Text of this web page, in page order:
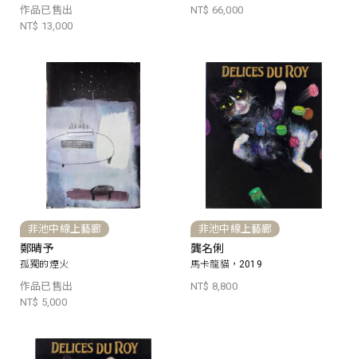
作品已售出
NT$ 13,000
NT$ 66,000
非池中線上藝廊
鄭晴予
孤獨的煙火
作品已售出
NT$ 5,000
非池中線上藝廊
龔名俐
馬卡龍貓，2019
NT$ 8,800